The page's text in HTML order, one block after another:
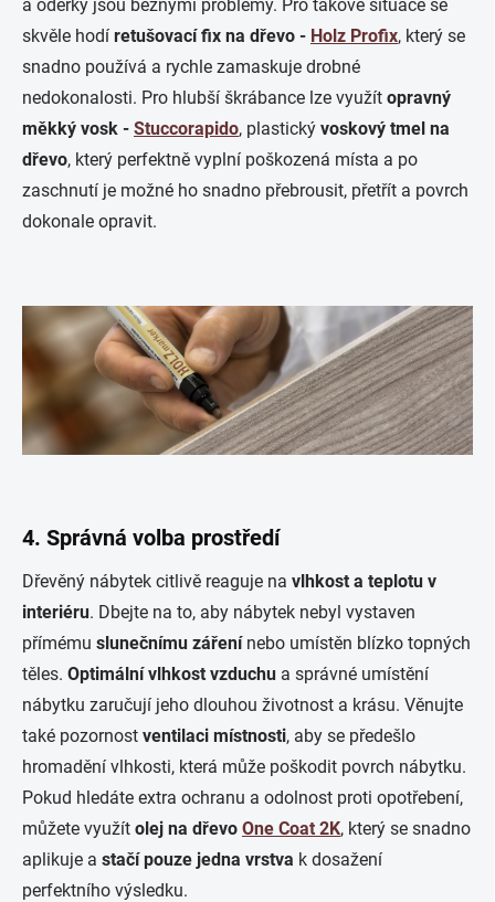
a oděrky jsou běžnými problémy. Pro takové situace se
skvěle hodí retušovací fix na dřevo - Holz Profix, který se
snadno používá a rychle zamaskuje drobné
nedokonalosti. Pro hlubší škrábance lze využít opravný
měkký vosk - Stuccorapido, plastický voskový tmel na
dřevo, který perfektně vyplní poškozená místa a po
zaschnutí je možné ho snadno přebrousit, přetřít a povrch
dokonale opravit.
4. Správná volba prostředí
Dřevěný nábytek citlivě reaguje na vlhkost a teplotu v
interiéru. Dbejte na to, aby nábytek nebyl vystaven
přímému slunečnímu zářenínebo umístěn blízko topných
těles. Optimální vlhkost vzduchu a správné umístění
nábytku zaručují jeho dlouhou životnost a krásu. Věnujte
také pozornost ventilaci místnosti, aby se předešlo
hromadění vlhkosti, která může poškodit povrch nábytku.
Pokud hledáte extra ochranu a odolnost proti opotřebení,
můžete využít olej na dřevo One Coat 2K, který se snadno
aplikuje a stačí pouze jedna vrstva k dosažení
perfektního výsledku.